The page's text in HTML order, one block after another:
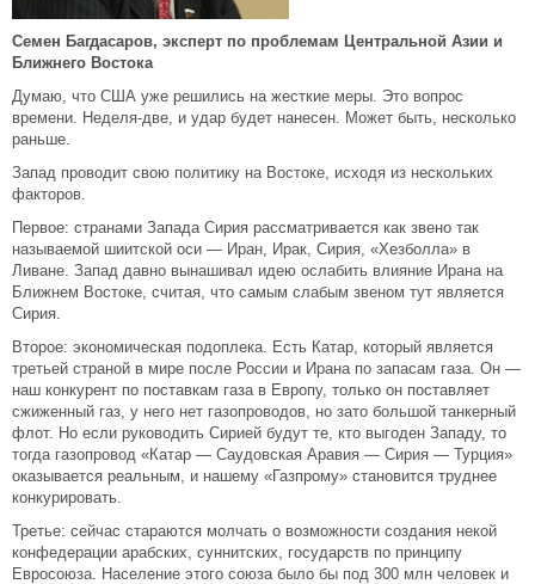
Семен Багдасаров, эксперт по проблемам Центральной Азии и
Ближнего Востока
Думаю, что США уже решились на жесткие меры. Это вопрос
времени. Неделя-две, и удар будет нанесен. Может быть, несколько
раньше.
Запад проводит свою политику на Востоке, исходя из нескольких
факторов.
Первое: странами Запада Сирия рассматривается как звено так
называемой шиитской оси — Иран, Ирак, Сирия, «Хезболла» в
Ливане. Запад давно вынашивал идею ослабить влияние Ирана на
Ближнем Востоке, считая, что самым слабым звеном тут является
Сирия.
Второе: экономическая подоплека. Есть Катар, который является
третьей страной в мире после России и Ирана по запасам газа. Он —
наш конкурент по поставкам газа в Европу, только он поставляет
сжиженный газ, у него нет газопроводов, но зато большой танкерный
флот. Но если руководить Сирией будут те, кто выгоден Западу, то
тогда газопровод «Катар — Саудовская Аравия — Сирия — Турция»
оказывается реальным, и нашему «Газпрому» становится труднее
конкурировать.
Третье: сейчас стараются молчать о возможности создания некой
конфедерации арабских, суннитских, государств по принципу
Евросоюза. Население этого союза было бы под 300 млн человек и